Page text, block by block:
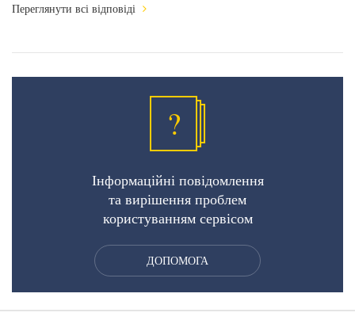
Переглянути всі відповіді
?
Інформаційні повідомлення
та вирішення проблем
користуванням сервісом
ДОПОМОГА